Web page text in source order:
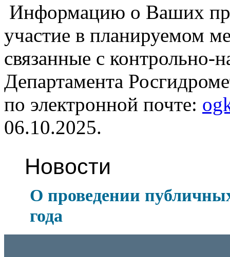
Информацию о Ваших
участие в планируемом
связанные с контрольно-
Департамента
по электронной почте:
06.10.2025.
Новости
О проведении
года